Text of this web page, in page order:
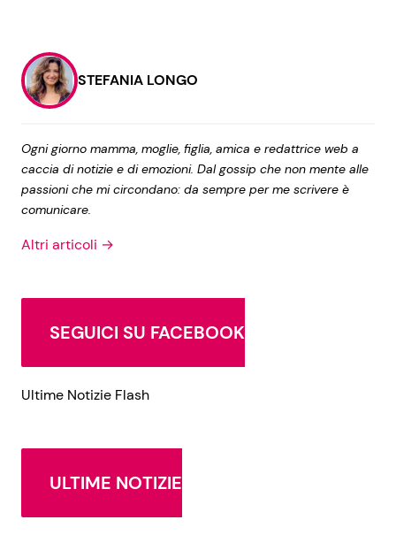
STEFANIA LONGO
Ogni giorno mamma, moglie, figlia, amica e redattrice web a
caccia di notizie e di emozioni. Dal gossip che non mente alle
passioni che mi circondano: da sempre per me scrivere è
comunicare.
Altri articoli →
SEGUICI SU FACEBOOK
Ultime Notizie Flash
ULTIME NOTIZIE